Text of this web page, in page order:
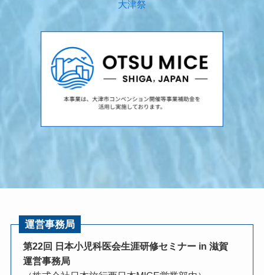
大津祭
運営事務局
第22回 日本小児科医会生涯研修セミナー in 滋賀
運営事務局